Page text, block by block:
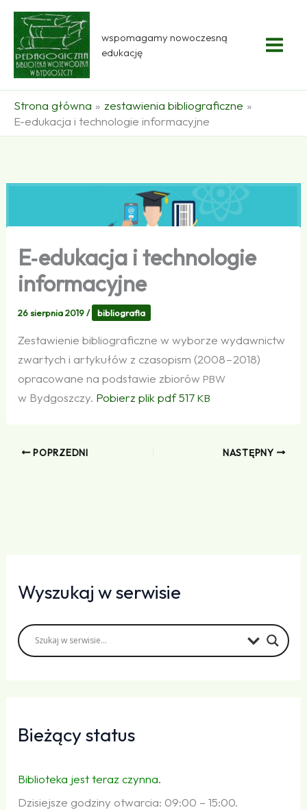
Przejdź
treści
wspomagamy nowoczesną
edukację
Strona główna
zestawienia bibliograficzne
E-edukacja i technologie informacyjne
E‑edukacja i technologie
informacyjne
26 sierpnia 2019/ bibliografia
Zesta­wienie biblio­gra­ficzne w wyborze wydaw­nictw
zwartych i artykułów z czasopism (2008 – 2018)
opra­co­wane na podstawie zbiorów PBW
w Bydgoszczy. Pobierz plik pdf 517KB
POPRZEDNI NASTĘPNY
Wyszukaj w serwisie
Bieżący status
Biblioteka jest teraz czynna.
Dzisiejsze godziny otwarcia: 09:00 – 15:00.